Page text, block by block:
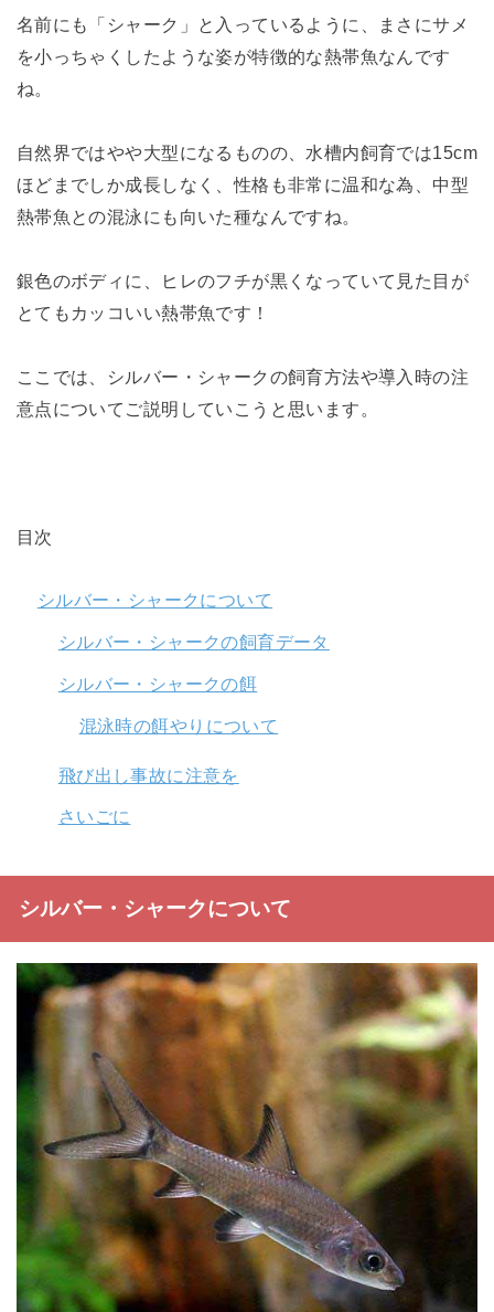
名前にも「シャーク」と入っているように、まさにサメ
を小っちゃくしたような姿が特徴的な熱帯魚なんです
ね。
自然界ではやや大型になるものの、水槽内飼育では15cm
ほどまでしか成長しなく、性格も非常に温和な為、中型
熱帯魚との混泳にも向いた種なんですね。
銀色のボディに、ヒレのフチが黒くなっていて見た目が
とてもカッコいい熱帯魚です！
ここでは、シルバー・シャークの飼育方法や導入時の注
意点についてご説明していこうと思います。
目次
シルバー・シャークについて
シルバー・シャークの飼育データ
シルバー・シャークの餌
混泳時の餌やりについて
飛び出し事故に注意を
さいごに
シルバー・シャークについて